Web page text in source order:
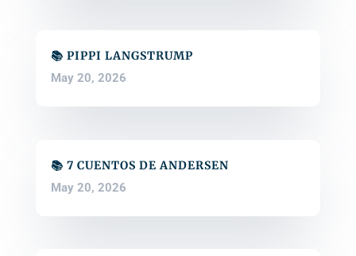
📚 PIPPI LANGSTRUMP
May 20, 2026
📚 7 CUENTOS DE ANDERSEN
May 20, 2026